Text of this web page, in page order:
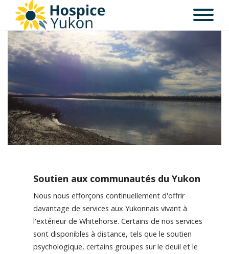
Soutien aux communautés du Yukon
Nous nous efforçons continuellement d'offrir
davantage de services aux Yukonnais vivant à
l'extérieur de Whitehorse. Certains de nos services
sont disponibles à distance, tels que le soutien
psychologique, certains groupes sur le deuil et le